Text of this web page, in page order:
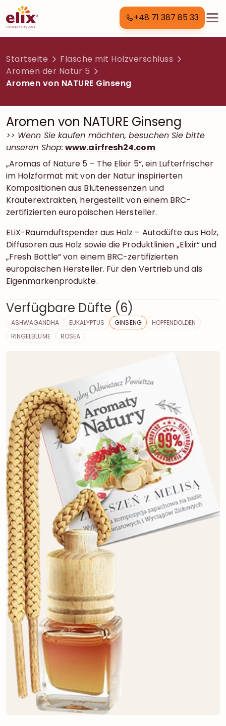
+48 71 387 85 33
Startseite
Flasche mit Holzverschluss
Aromen der Natur 5
Aromen von NATURE Ginseng
Aromen von NATURE Ginseng
>> Wenn Sie kaufen möchten, besuchen Sie bitte
unseren Shop: www.airfresh24.com
„Aromas of Nature 5 – The Elixir 5“, ein Lufterfrischer
im Holzformat mit von der Natur inspirierten
Kompositionen aus Blütenessenzen und
Kräuterextrakten, hergestellt von einem BRC-
zertifizierten europäischen Hersteller.
ELiX-Raumduftspender aus Holz – Autodüfte aus Holz,
Diffusoren aus Holz sowie die Produktlinien „Elixir“ und
„Fresh Bottle“ von einem BRC-zertifizierten
europäischen Hersteller. Für den Vertrieb und als
Eigenmarkenprodukte.
Verfügbare Düfte (6)
ASHWAGANDHA EUKALYPTUS GINSENG
HOPFENDOLDEN
RINGELBLUME
ROSEA